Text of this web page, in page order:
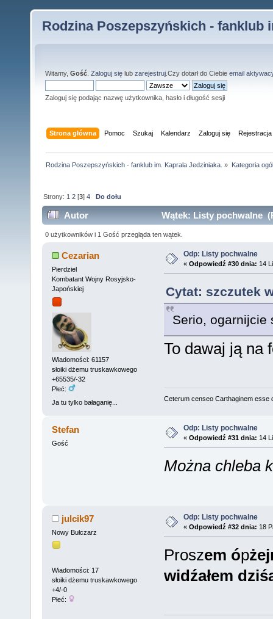
Rodzina Poszepszyńskich - fanklub
Witamy, Gość Zaloguj się lub zarejestruj .Czy dotarł do Ciebie email
Zaloguj się podając nazwę użytkownika, hasło i długość sesji
Strona główna Pomoc Szukaj Kalendarz Zaloguj się Rejestracja
Rodzina Poszepszyńskich - fanklub im. Kaprala Jedziniaka. » Kategoria
Strony: 1 2 [3]4 Do dołu
Autor Wątek: Listy pochwalne
0 użytkowników i 1 Gość przegląda ten wątek.
Cezarian
Pierdziel
Kombatant Wojny Rosyjsko-
Japońskiej
Wiadomości: 61157
słoiki dżemu truskawkowego
+65535/-32
Płeć:
Ja tu tylko bałaganię...
Odp: Listy pochwalne
« Odpowiedź #30 dnia: 14
Cytat: szczutek
Serio, ogarnijcie
To dawaj ją na
Ceterum censeo Carthaginem esse
Stefan
Gość
Odp: Listy pochwalne
« Odpowiedź #31 dnia: 14
Można chleba
julcik97
Nowy Bułczarz
Wiadomości: 17
słoiki dżemu truskawkowego
+4/-0
Płeć:
Odp: Listy pochwalne
« Odpowiedź #32 dnia: 18
Proszem ópż
widźałem dziś